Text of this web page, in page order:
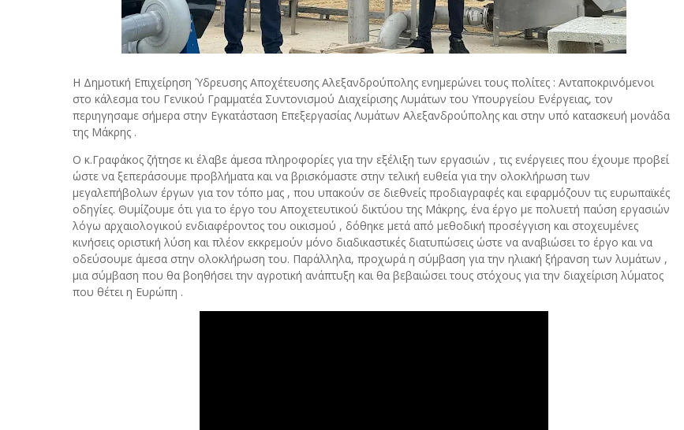
Η Δημοτική Επιχείρηση Ύδρευσης Αποχέτευσης Αλεξανδρούπολης ενημερώνει τους πολίτες : Ανταποκρινόμενοι
στο κάλεσμα του Γενικού Γραμματέα Συντονισμού Διαχείρισης Λυμάτων του Υπουργείου Ενέργειας, τον
περιηγησαμε σήμερα στην Εγκατάσταση Επεξεργασίας Λυμάτων Αλεξανδρούπολης και στην υπό κατασκευή μονάδα
της Μάκρης .
Ο κ.Γραφάκος ζήτησε κι έλαβε άμεσα πληροφορίες για την εξέλιξη των εργασιών , τις ενέργειες που έχουμε προβεί
ώστε να ξεπεράσουμε προβλήματα και να βρισκόμαστε στην τελική ευθεία για την ολοκλήρωση των
μεγαλεπήβολων έργων για τον τόπο μας , που υπακούν σε διεθνείς προδιαγραφές και εφαρμόζουν τις ευρωπαϊκές
οδηγίες. Θυμίζουμε ότι για το έργο του Αποχετευτικού δικτύου της Μάκρης, ένα έργο με πολυετή παύση εργασιών
λόγω αρχαιολογικού ενδιαφέροντος του οικισμού , δόθηκε μετά από μεθοδική προσέγγιση και στοχευμένες
κινήσεις οριστική λύση και πλέον εκκρεμούν μόνο διαδικαστικές διατυπώσεις ώστε να αναβιώσει το έργο και να
οδεύσουμε άμεσα στην ολοκλήρωση του. Παράλληλα, προχωρά η σύμβαση για την ηλιακή ξήρανση των λυμάτων ,
μια σύμβαση που θα βοηθήσει την αγροτική ανάπτυξη και θα βεβαιώσει τους στόχους για την διαχείριση λύματος
που θέτει η Ευρώπη .